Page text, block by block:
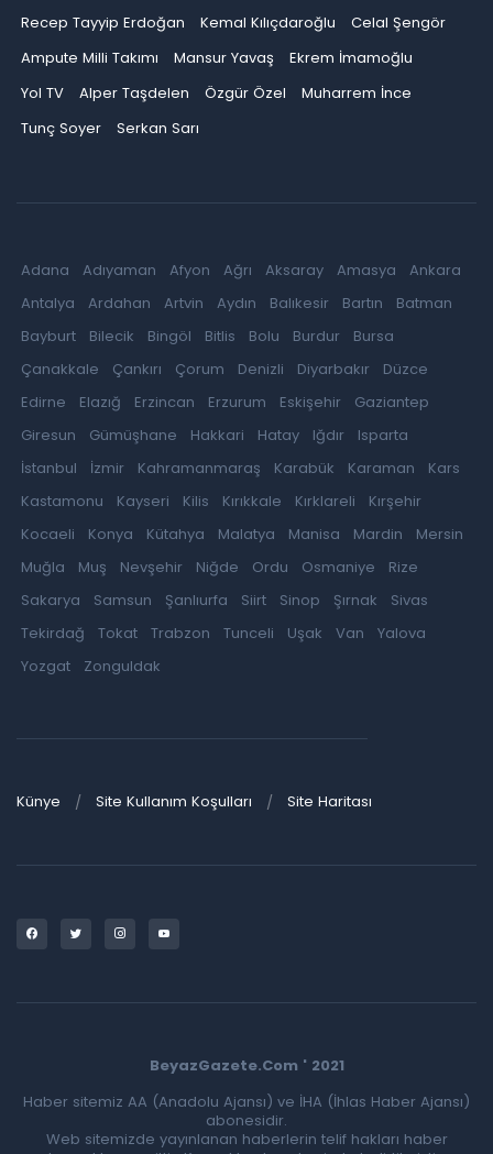
Recep Tayyip Erdoğan Kemal Kılıçdaroğlu
Celal Şengör
Ampute Milli Takımı
Mansur Yavaş
Ekrem İmamoğlu
Yol TV
Alper Taşdelen Özgür Özel
Muharrem İnce
Tunç Soyer
Serkan Sarı
Adana Adıyaman Afyon Ağrı Aksaray Amasya
Ankara
Antalya
Ardahan Artvin Aydın Balıkesir Bartın
Batman
Bayburt
Bilecik Bingöl Bitlis Bolu Burdur
Bursa
Çanakkale
Çankırı Çorum Denizli Diyarbakır
Düzce
Edirne
Elazığ Erzincan Erzurum Eskişehir
Gaziantep
Giresun
Gümüşhane Hakkari Hatay Iğdır
Isparta
İstanbul
İzmir Kahramanmaraş Karabük Karaman
Kars
Kastamonu
Kayseri Kilis Kırıkkale Kırklareli
Kırşehir
Kocaeli
Konya Kütahya Malatya Manisa Mardin
Mersin
Muğla
Muş Nevşehir Niğde Ordu Osmaniye
Rize
Sakarya
Samsun Şanlıurfa Siirt Sinop Şırnak
Sivas
Tekirdağ
Tokat Trabzon Tunceli Uşak Van
Yalova
Yozgat
Zonguldak
Künye Site Kullanım Koşulları Site Haritası
BeyazGazete.Com ' 2021
Haber sitemiz AA (Anadolu Ajansı) ve İHA (İhlas Haber Ajansı)
abonesidir.
Web sitemizde yayınlanan haberlerin telif hakları haber